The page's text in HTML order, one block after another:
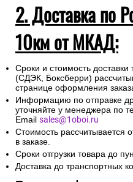
2. Доставка по
10км от МКАД:
Сроки и стоимость
(СДЭК, Боксберри)
странице оформления
Информацию по отправке
уточняйте у менеджера по
Email sales@1oboi.ru
Стоимость рассчитывается
в заказе.
Сроки отгрузки товара до
Доставка до транспортных